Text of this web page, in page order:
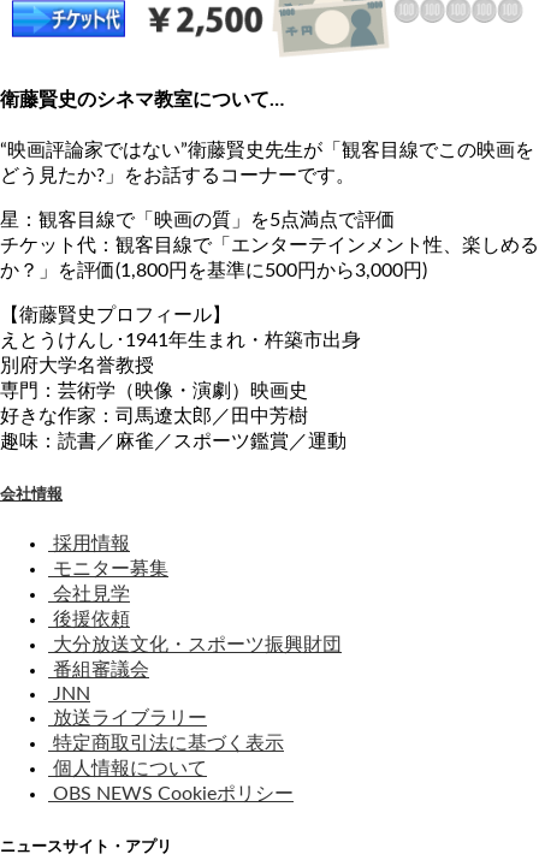
衛藤賢史のシネマ教室について…
“映画評論家ではない”衛藤賢史先生が「観客目線でこの映画を
どう見たか?」をお話するコーナーです。
星：観客目線で「映画の質」を5点満点で評価
チケット代：観客目線で「エンターテインメント性、楽しめる
か？」を評価(1,800円を基準に500円から3,000円)
【衛藤賢史プロフィール】
えとうけんし･1941年生まれ・杵築市出身
別府大学名誉教授
専門：芸術学（映像・演劇）映画史
好きな作家：司馬遼太郎／田中芳樹
趣味：読書／麻雀／スポーツ鑑賞／運動
会社情報
採用情報
モニター募集
会社見学
後援依頼
大分放送文化・スポーツ振興財団
番組審議会
JNN
放送ライブラリー
特定商取引法に基づく表示
個人情報について
OBS NEWS Cookieポリシー
ニュースサイト・アプリ